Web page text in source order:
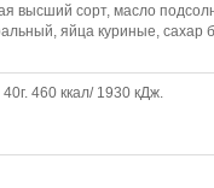
высший сорт, масло
яйца куриные, сахар
460 ккал/ 1930 кДж.